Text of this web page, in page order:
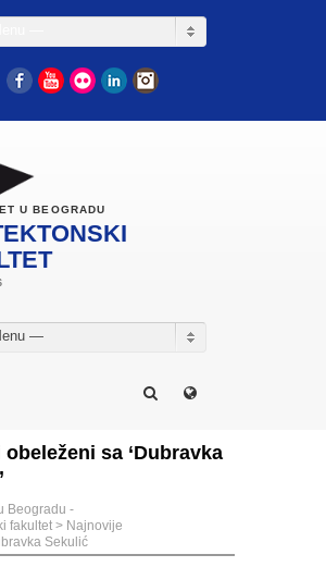
FacebookYouTube
Flickr LinkedIn
U BEOGRADU
—
sa ‘Dubravka
Beogradu -
fakultet > Najnovije
Sekulić